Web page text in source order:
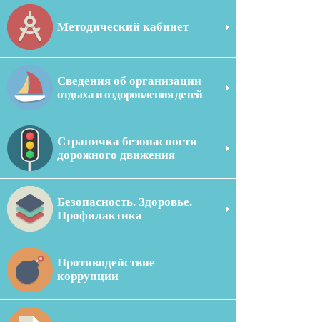
Методический кабинет
Сведения об организации
отдыха и оздоровления детей
Страничка безопасности
дорожного движения
Безопасность. Здоровье.
Профилактика
Противодействие
коррупции